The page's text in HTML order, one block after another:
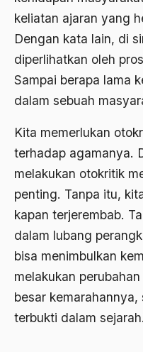
keliatan ajaran yang
Dengan kata lain, di
diperlihatkan oleh
Sampai berapa lama
dalam sebuah
Kita memerlukan
terhadap agamanya.
melakukan otokritik
penting. Tanpa itu,
kapan terjerembab.
dalam lubang
bisa menimbulkan
melakukan perubahan
besar
terbukti dalam sejarah.
Agama dan Praktis
Agama Demokrasi
Agama di Asia
agama elitis
Agama Hukum
Agama Inovasi
agama populer
Agama Terang
Agamawan
Agenda Nasional
Agraria